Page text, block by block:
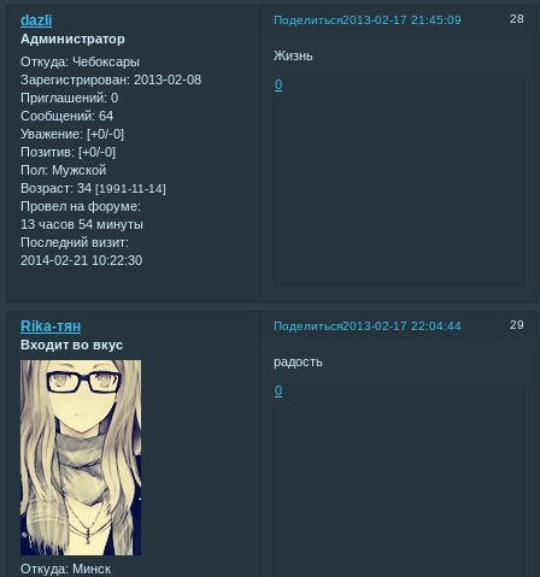
Поделиться 28
2013-02-17 21:45:09
dazli
Администратор
Откуда: Чебоксары
Зарегистрирован: 2013-02-08
Приглашений: 0
Сообщений: 64
Уважение: [+0/-0]
Позитив: [+0/-0]
Пол: Мужской
Возраст: 34 [1991-11-14]
Провел на форуме:
13 часов 54 минуты
Последний визит:
2014-02-21 10:22:30
Жизнь
0
Поделиться 29
2013-02-17 22:04:44
Rika-тян
Входит во вкус
Откуда: Минск
радость
0